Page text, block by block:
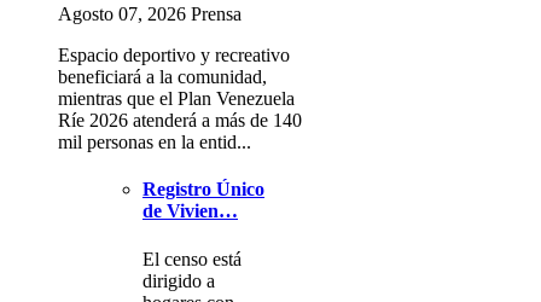
Agosto 07, 2026 Prensa
Espacio deportivo y recreativo
beneficiará a la comunidad,
mientras que el Plan Venezuela
Ríe 2026 atenderá a más de 140
mil personas en la entid...
Registro Único
de Vivien…
El censo está
dirigido a